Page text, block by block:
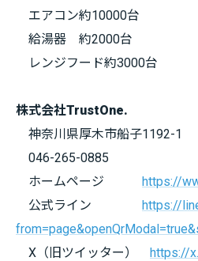
エアコン約10000台
給湯器 約2000台
レンジフード約3000台
株式会社TrustOne.
神奈川県厚木市船子1192-1
046-265-0885
ホームページ https://
公式ライン https://
X（旧ツイッター） https://